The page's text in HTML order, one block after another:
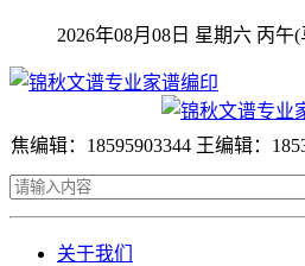
2026年08月08日 星期六 丙午
焦编辑：18595903344 王编辑：
关于我们